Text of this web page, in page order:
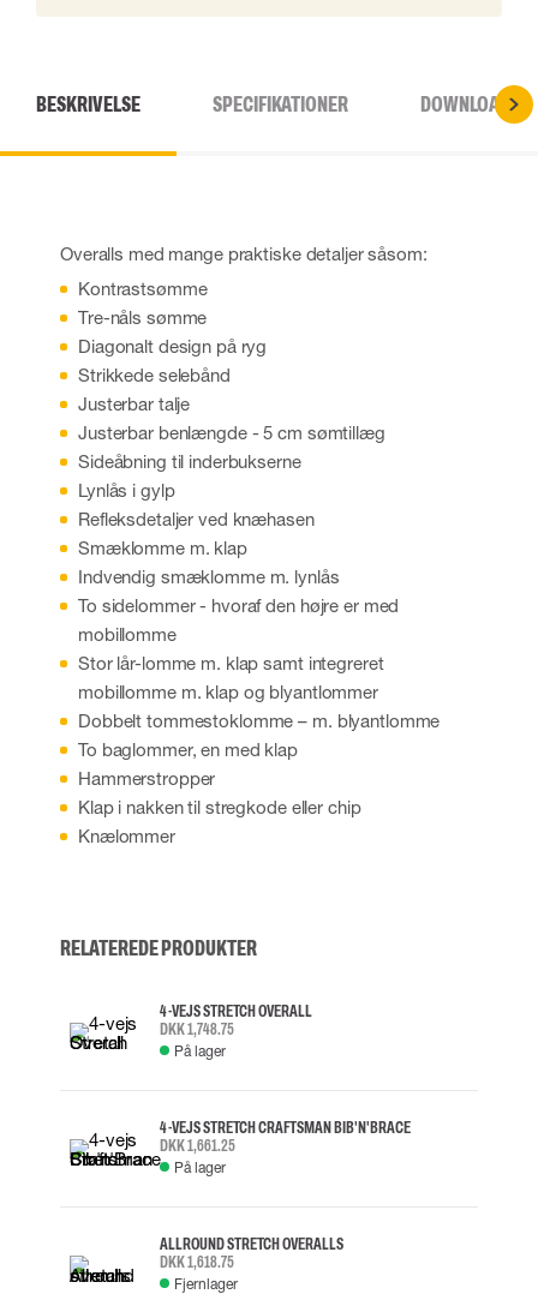
BESKRIVELSE SPECIFIKATIONER DOWNLOADS
Overalls med mange praktiske detaljer såsom:
Kontrastsømme
Tre-nåls sømme
Diagonalt design på ryg
Strikkede selebånd
Justerbar talje
Justerbar benlængde - 5 cm sømtillæg
Sideåbning til inderbukserne
Lynlås i gylp
Refleksdetaljer ved knæhasen
Smæklomme m. klap
Indvendig smæklomme m. lynlås
To sidelommer - hvoraf den højre er med
mobillomme
Stor lår-lomme m. klap samt integreret
mobillomme m. klap og blyantlommer
Dobbelt tommestoklomme – m. blyantlomme
To baglommer, en med klap
Hammerstropper
Klap i nakken til stregkode eller chip
Knælommer
RELATEREDE PRODUKTER
4-VEJS STRETCH OVERALL
DKK 1,748.75
På lager
4-VEJS STRETCH CRAFTSMAN BIB'N'BRACE
DKK 1,661.25
På lager
ALLROUND STRETCH OVERALLS
DKK 1,618.75
Fjernlager